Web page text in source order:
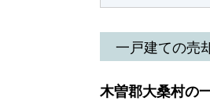
一戸建ての売
木曽郡大桑村の